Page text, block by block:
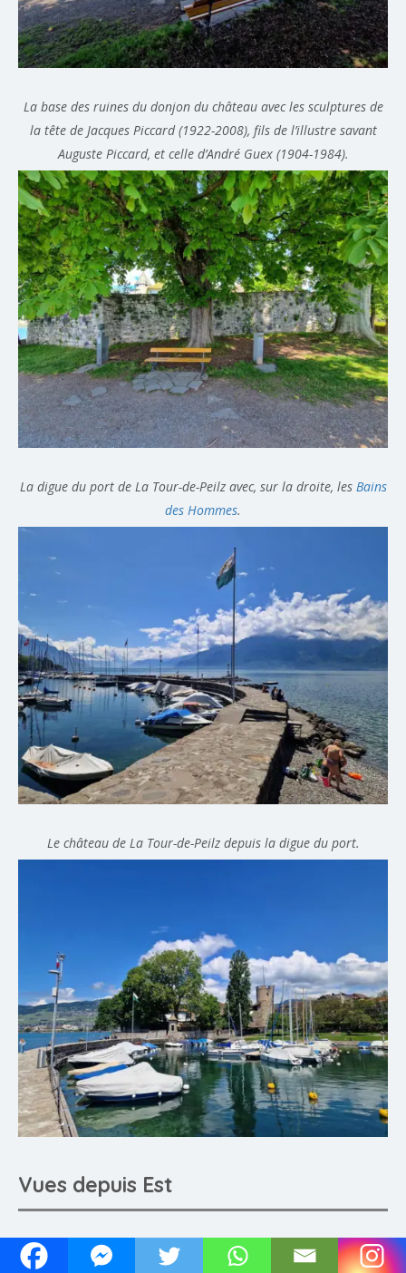
La base des ruines du donjon du château avec les sculptures de
la tête de Jacques Piccard (1922-2008), fils de l’illustre savant
Auguste Piccard, et celle d’André Guex (1904-1984).
La digue du port de La Tour-de-Peilz avec, sur la droite, les Bains
des Hommes.
Le château de La Tour-de-Peilz depuis la digue du port.
Vues depuis Est
La tour est depuis la rue du Temple.